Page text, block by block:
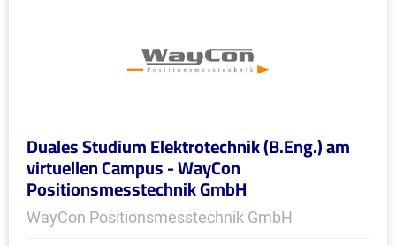
Duales Studium Elektrotechnik (B.Eng.) am
virtuellen Campus - WayCon
Positionsmesstechnik GmbH
WayCon Positionsmesstechnik GmbH